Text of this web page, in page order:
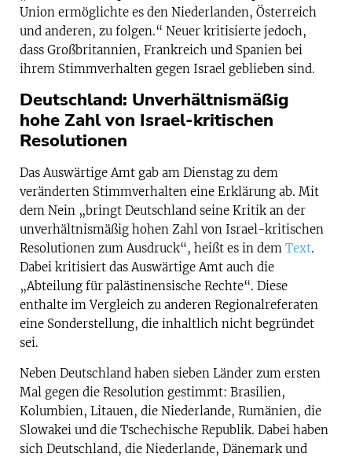
Union ermöglichte es den Niederlanden, Österreich
und anderen, zu folgen.“ Neuer kritisierte jedoch,
dass Großbritannien, Frankreich und Spanien bei
ihrem Stimmverhalten gegen Israel geblieben sind.
Deutschland: Unverhältnismäßig
hohe Zahl von Israel-kritischen
Resolutionen
Das Auswärtige Amt gab am Dienstag zu dem
veränderten Stimmverhalten eine Erklärung ab. Mit
dem Nein „bringt Deutschland seine Kritik an der
unverhältnismäßig hohen Zahl von Israel-kritischen
Resolutionen zum Ausdruck“, heißt es in dem Text.
Dabei kritisiert das Auswärtige Amt auch die
„Abteilung für palästinensische Rechte“. Diese
enthalte im Vergleich zu anderen Regionalreferaten
eine Sonderstellung, die inhaltlich nicht begründet
sei.
Neben Deutschland haben sieben Länder zum ersten
Mal gegen die Resolution gestimmt: Brasilien,
Kolumbien, Litauen, die Niederlande, Rumänien, die
Slowakei und die Tschechische Republik. Dabei haben
sich Deutschland, die Niederlande, Dänemark und